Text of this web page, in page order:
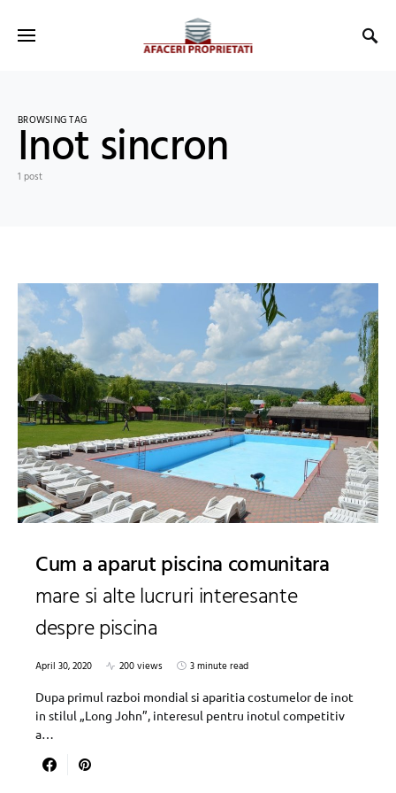
BROWSING TAG
Inot sincron
1 post
Cum a aparut piscina comunitara
mare si alte lucruri interesante
despre piscina
April 30, 2020 200 views
3 minute read
Dupa primul razboi mondial si aparitia costumelor de inot
in stilul „Long John”, interesul pentru inotul competitiv
a…